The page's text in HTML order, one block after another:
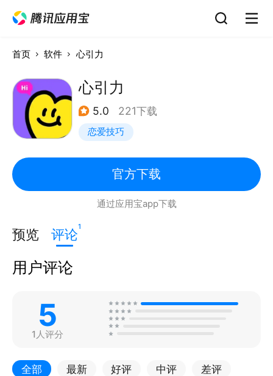
首页 软件 心引力
心引力
5.0 221下载
恋爱技巧
官方下载
通过应用宝app下载
预览 评论1
用户评论
5
1人评分
全部 最新 好评 中评 差评